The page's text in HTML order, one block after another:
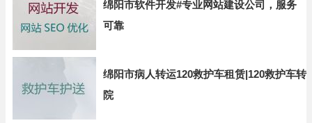
绵阳市软件开发#专业网站建设公司，服务
可靠
绵阳市病人转运120救护车租赁|120救护车转
院